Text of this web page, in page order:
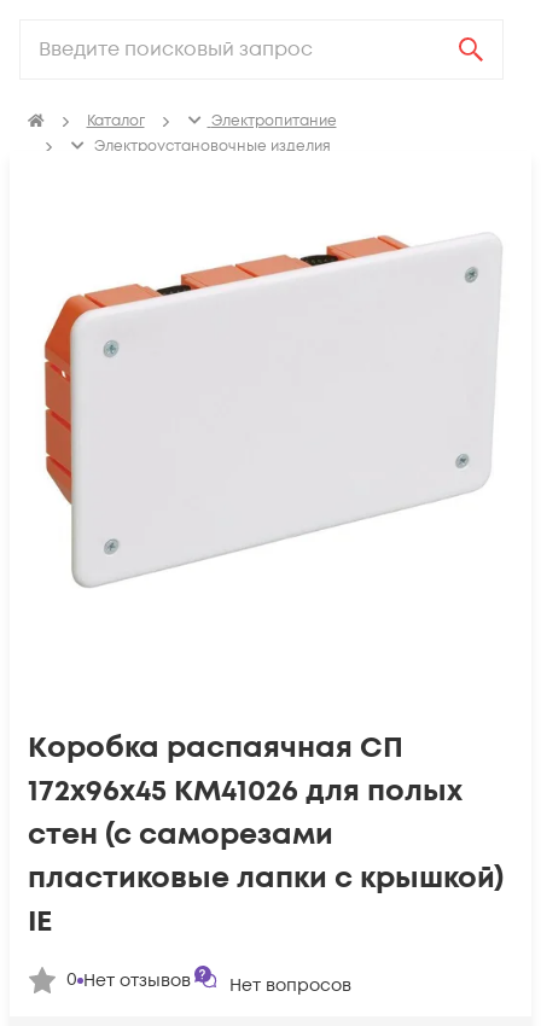
Каталог
Электропитание
Электроустановочные изделия
Коробка распаячная СП
172х96х45 КМ41026 для полых
стен (с саморезами
пластиковые лапки с крышкой)
IE
0 Нет отзывов Нет вопросов